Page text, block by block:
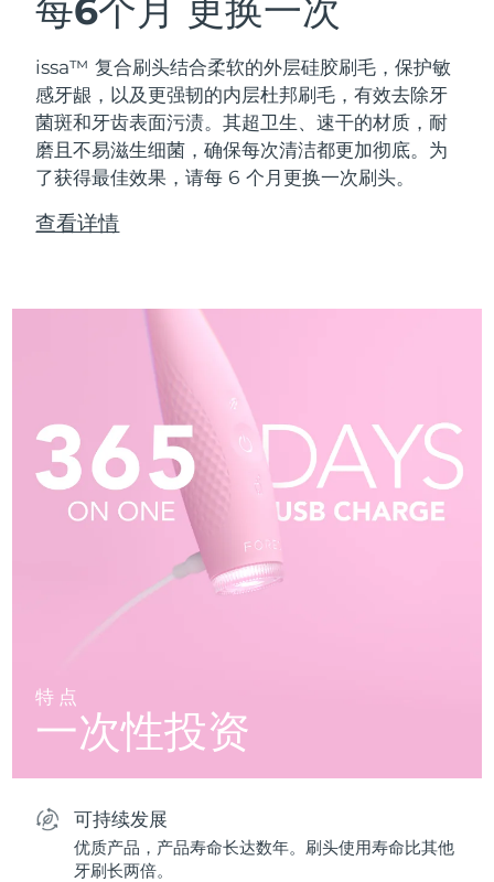
每6个月 更换一次
issa™ 复合刷头结合柔软的外层硅胶刷毛，保护敏
感牙龈，以及更强韧的内层杜邦刷毛，有效去除牙
菌斑和牙齿表面污渍。其超卫生、速干的材质，耐
磨且不易滋生细菌，确保每次清洁都更加彻底。为
了获得最佳效果，请每 6 个月更换一次刷头。
查看详情
特点
一次性投资
可持续发展
优质产品，产品寿命长达数年。刷头使用寿命比其他
牙刷长两倍。